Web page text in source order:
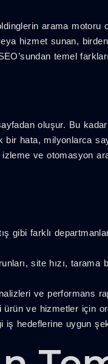
arama motoru
hizmet sunan,
temel
oluşur. Bu
hata, milyonlarca
ve otomasyon
gibi farklı
site hızı,
ve performans
ve hizmetler için
iş hedeflerine uygun